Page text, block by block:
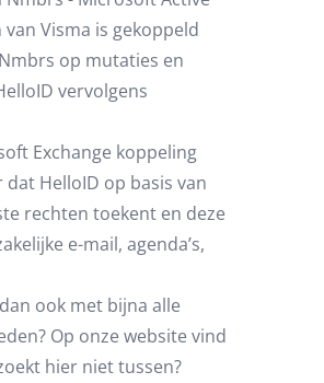
Visma is gekoppeld
op mutaties en
vervolgens
Exchange koppeling
HelloID op basis van
rechten toekent en deze
e-mail, agenda’s,
ook met bijna alle
Op onze website vind
hier niet tussen?